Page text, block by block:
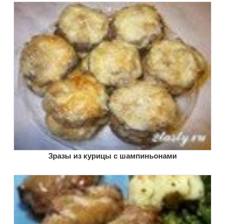
Зразы из курицы с шампиньонами